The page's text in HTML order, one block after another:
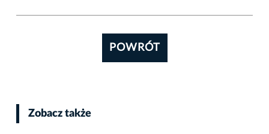
POWRÓT
Zobacz także